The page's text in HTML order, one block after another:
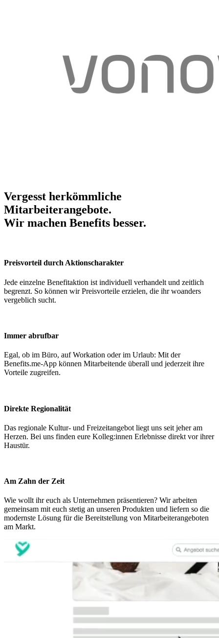
Vergesst herkömmliche
Mitarbeiterangebote.
Wir machen Benefits besser.
Preisvorteil durch Aktionscharakter
Jede einzelne Benefitaktion ist individuell verhandelt und zeitlich
begrenzt. So können wir Preisvorteile erzielen, die ihr woanders
vergeblich sucht.
Immer abrufbar
Egal, ob im Büro, auf Workation oder im Urlaub: Mit der
Benefits.me-App können Mitarbeitende überall und jederzeit ihre
Vorteile zugreifen.
Direkte Regionalität
Das regionale Kultur- und Freizeitangebot liegt uns seit jeher am
Herzen. Bei uns finden eure Kolleg:innen Erlebnisse direkt vor ihrer
Haustür.
Am Zahn der Zeit
Wie wollt ihr euch als Unternehmen präsentieren? Wir arbeiten
gemeinsam mit euch stetig an unseren Produkten und liefern so die
modernste Lösung für die Bereitstellung von Mitarbeiterangeboten
am Markt.